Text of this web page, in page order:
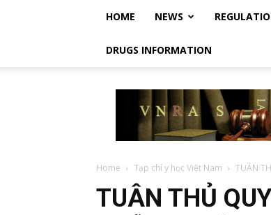
HOME NEWS
DRUGS INFORMATION
Vietnam
Regulatory
Affairs
Society
Luật
Việt
Nam
Home Tạp chí y học Việt Nam TUÂN
TUÂN THỦ